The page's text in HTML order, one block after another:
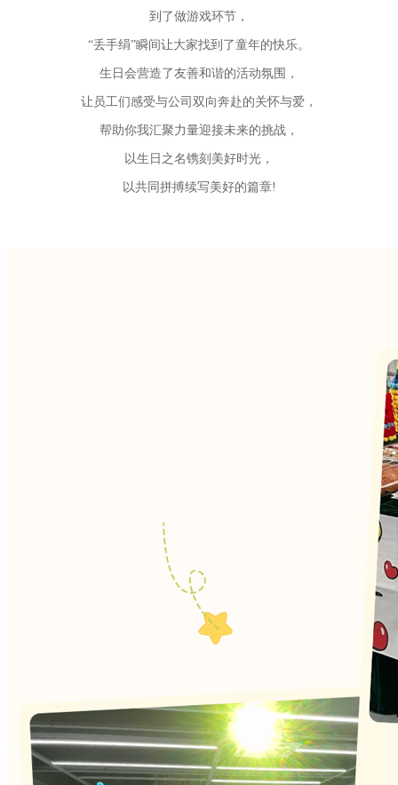
到了做游戏环节，
“丢手绢”瞬间让大家找到了童年的快乐。
生日会营造了友善和谐的活动氛围，
让员工们感受与公司双向奔赴的关怀与爱，
帮助你我汇聚力量迎接未来的挑战，
以生日之名镌刻美好时光，
以共同拼搏续写美好的篇章!